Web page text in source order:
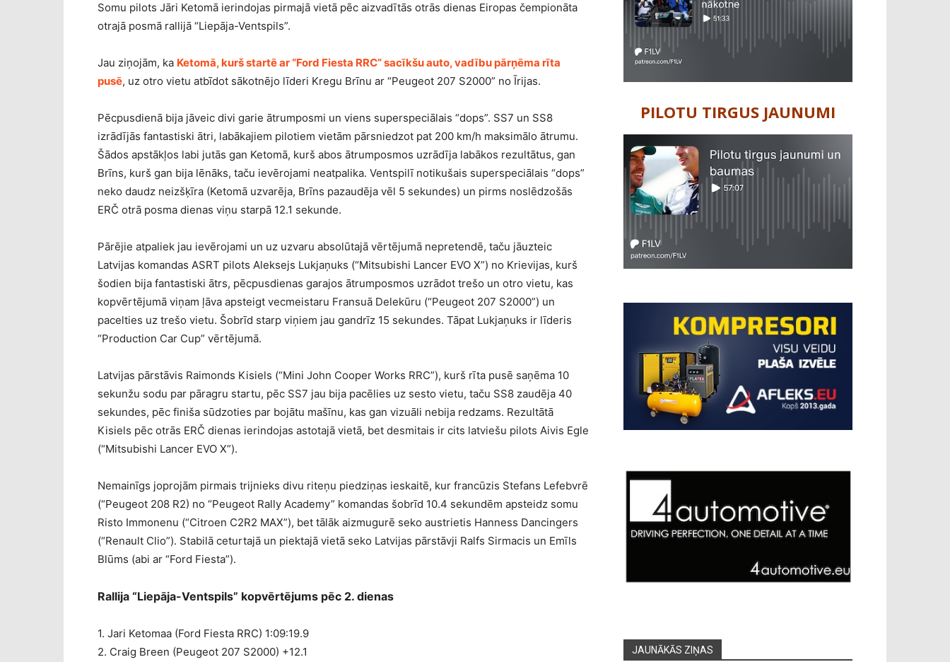
Somu pilots Jāri Ketomā ierindojas pirmajā vietā pēc aizvadītās otrās dienas Eiropas čempionāta
otrajā posmā rallijā “Liepāja-Ventspils”.
Jau ziņojām, ka Ketomā, kurš startē ar “Ford Fiesta RRC” sacīkšu auto, vadību pārņēma rīta
pusē, uz otro vietu atbīdot sākotnējo līderi Kregu Brīnu ar “Peugeot 207 S2000” no Īrijas.
Pēcpusdienā bija jāveic divi garie ātrumposmi un viens superspeciālais “dops”. SS7 un SS8
izrādījās fantastiski ātri, labākajiem pilotiem vietām pārsniedzot pat 200 km/h maksimālo ātrumu.
Šādos apstākļos labi jutās gan Ketomā, kurš abos ātrumposmos uzrādīja labākos rezultātus, gan
Brīns, kurš gan bija lēnāks, taču ievērojami neatpalika. Ventspilī notikušais superspeciālais “dops”
neko daudz neizšķīra (Ketomā uzvarēja, Brīns pazaudēja vēl 5 sekundes) un pirms noslēdzošās
ERČ otrā posma dienas viņu starpā 12.1 sekunde.
Pārējie atpaliek jau ievērojami un uz uzvaru absolūtajā vērtējumā nepretendē, taču jāuzteic
Latvijas komandas ASRT pilots Aleksejs Lukjaņuks (“Mitsubishi Lancer EVO X”) no Krievijas, kurš
šodien bija fantastiski ātrs, pēcpusdienas garajos ātrumposmos uzrādot trešo un otro vietu, kas
kopvērtējumā viņam ļāva apsteigt vecmeistaru Fransuā Delekūru (“Peugeot 207 S2000”) un
pacelties uz trešo vietu. Šobrīd starp viņiem jau gandrīz 15 sekundes. Tāpat Lukjaņuks ir līderis
“Production Car Cup” vērtējumā.
Latvijas pārstāvis Raimonds Kisiels (“Mini John Cooper Works RRC”), kurš rīta pusē saņēma 10
sekunžu sodu par pāragru startu, pēc SS7 jau bija pacēlies uz sesto vietu, taču SS8 zaudēja 40
sekundes, pēc finiša sūdzoties par bojātu mašīnu, kas gan vizuāli nebija redzams. Rezultātā
Kisiels pēc otrās ERČ dienas ierindojas astotajā vietā, bet desmitais ir cits latviešu pilots Aivis Egle
(“Mitsubishi Lancer EVO X”).
Nemainīgs joprojām pirmais trijnieks divu riteņu piedziņas ieskaitē, kur francūzis Stefans Lefebvrē
(“Peugeot 208 R2) no “Peugeot Rally Academy” komandas šobrīd 10.4 sekundēm apsteidz somu
Risto Immonenu (“Citroen C2R2 MAX”), bet tālāk aizmugurē seko austrietis Hanness Dancingers
(“Renault Clio”). Stabilā ceturtajā un piektajā vietā seko Latvijas pārstāvji Ralfs Sirmacis un Emīls
Blūms (abi ar “Ford Fiesta”).
Rallija “Liepāja-Ventspils” kopvērtējums pēc 2. dienas
1. Jari Ketomaa (Ford Fiesta RRC) 1:09:19.9
2. Craig Breen (Peugeot 207 S2000) +12.1
PILOTU TIRGUS JAUNUMI
JAUNĀKĀS ZIŅAS